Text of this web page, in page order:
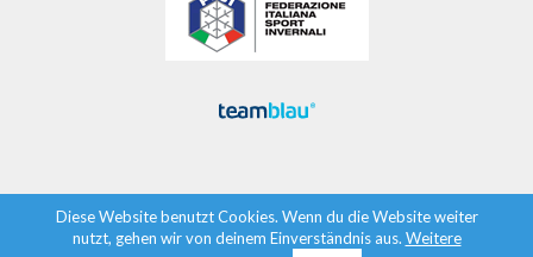
Diese Website benutzt Cookies. Wenn du die Website weiter
nutzt, gehen wir von deinem Einverständnis aus. Weitere